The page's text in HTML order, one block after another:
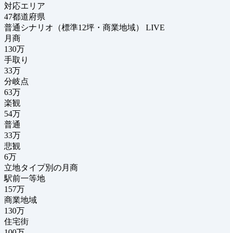
対応エリア
47都道府県
普通シナリオ（標準12坪・商業地域）
LIVE
月商
130万
手取り
33万
分岐点
63万
楽観
54万
普通
33万
悲観
6万
立地タイプ別の月商
駅前一等地
157万
商業地域
130万
住宅街